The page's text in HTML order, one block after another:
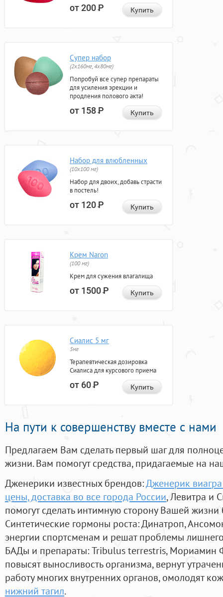
от 200Р Купить
Супер набор
(2х160мг, 4х80мг)
Попробуй все супер препараты
для усиления эрекции и
продления полового акта!
от 158Р Купить
Набор для влюбленных
(10х100 мг)
Набор для двоих, добавь страсти
в постель!
от 120Р Купить
Крем Naron
(100 мг)
Крем для сужения влагалища
от 1500Р Купить
Сиалис 5 мг
5мг
Терапевтическая дозировка
Сиалиса для курсового приема
от 60Р Купить
На пути к совершенству вместе с нами
Предлагаем Вам сделать первый шаг для
жизни. Вам помогут средства, придагаемые на
Дженерики известных брендов:Дженерик
цены, доставка во все города России, Левитра и
помогут сделать интимную сторону Вашей
Синтетические гормоны роста: Динатроп,
энергии спортсменам и решат проблемы
БАДы и препараты:Tribulus terrestris, Мориамин
повысят выносливость организма, вернут
работу многих внутренних органов, омолодят
нижний тагил.